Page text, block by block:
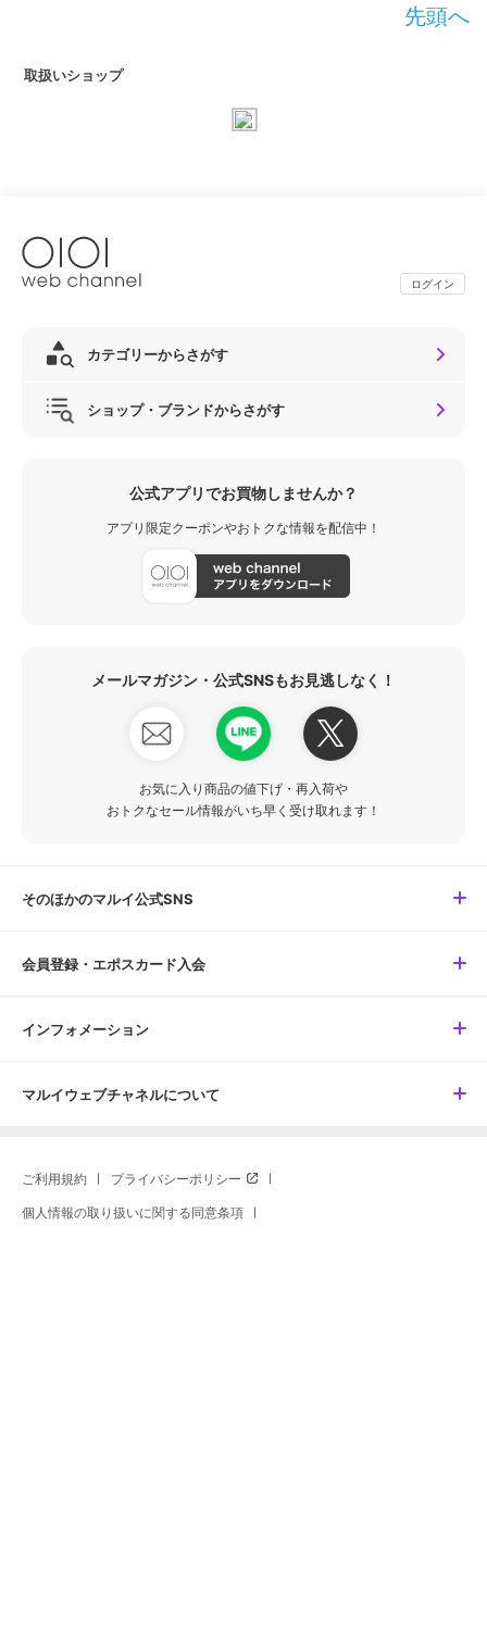
先頭へ
取扱いショップ
ログイン
カテゴリーからさがす
ショップ・ブランドからさがす
公式アプリでお買物しませんか？
アプリ限定クーポンやおトクな情報を配信中！
メールマガジン・公式SNSもお見逃しなく！
お気に入り商品の値下げ・再入荷や
おトクなセール情報がいち早く受け取れます！
そのほかのマルイ公式SNS
会員登録・エポスカード入会
インフォメーション
マルイウェブチャネルについて
ご利用規約 プライバシーポリシー
個人情報の取り扱いに関する同意条項